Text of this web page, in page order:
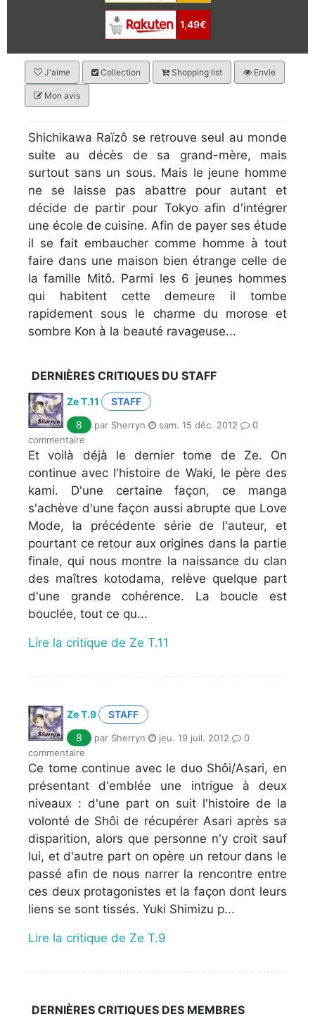
1,49€
J'aime Collection Shopping list Envie
Mon avis
Shichikawa Raïzô se retrouve seul au monde
suite au décès de sa grand-mère, mais
surtout sans un sous. Mais le jeune homme
ne se laisse pas abattre pour autant et
décide de partir pour Tokyo afin d'intégrer
une école de cuisine. Afin de payer ses étude
il se fait embaucher comme homme à tout
faire dans une maison bien étrange celle de
la famille Mitô. Parmi les 6 jeunes hommes
qui habitent cette demeure il tombe
rapidement sous le charme du morose et
sombre Kon à la beauté ravageuse...
DERNIÈRES CRITIQUES DU STAFF
Ze T.11
STAFF
8
par Sherryn sam. 15 déc. 2012
0
commentaire
Et voilà déjà le dernier tome de Ze. On
continue avec l'histoire de Waki, le père des
kami. D'une certaine façon, ce manga
s'achève d'une façon aussi abrupte que Love
Mode, la précédente série de l'auteur, et
pourtant ce retour aux origines dans la partie
finale, qui nous montre la naissance du clan
des maîtres kotodama, relève quelque part
d'une grande cohérence. La boucle est
bouclée, tout ce qu...
Lire la critique de Ze T.11
Ze T.9
STAFF
8
par Sherryn jeu. 19 juil. 2012
0
commentaire
Ce tome continue avec le duo Shôi/Asari, en
présentant d'emblée une intrigue à deux
niveaux : d'une part on suit l'histoire de la
volonté de Shôi de récupérer Asari après sa
disparition, alors que personne n'y croit sauf
lui, et d'autre part on opère un retour dans le
passé afin de nous narrer la rencontre entre
ces deux protagonistes et la façon dont leurs
liens se sont tissés. Yuki Shimizu p...
Lire la critique de Ze T.9
DERNIÈRES CRITIQUES DES MEMBRES